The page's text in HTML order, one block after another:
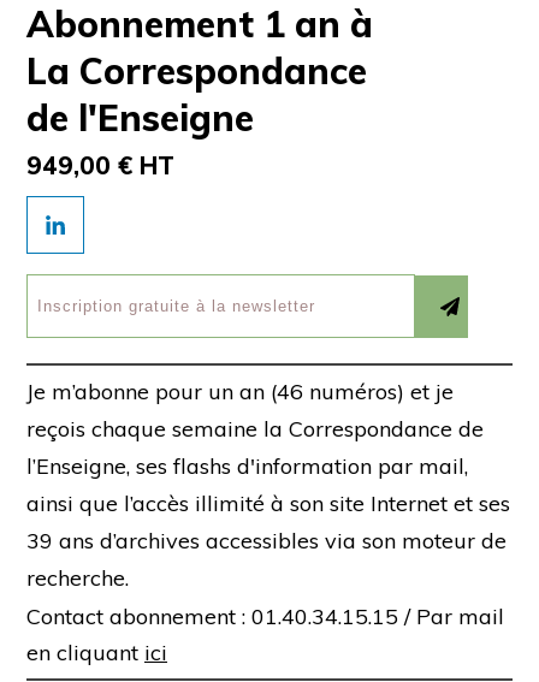
Abonnement 1 an à
La Correspondance
de l'Enseigne
949,00 € HT
Je m’abonne pour un an (46 numéros) et je
reçois chaque semaine la Correspondance de
l’Enseigne, ses flashs d'information par mail,
ainsi que l’accès illimité à son site Internet et ses
39 ans d’archives accessibles via son moteur de
recherche.
Contact abonnement : 01.40.34.15.15 / Par mail
en cliquant ici